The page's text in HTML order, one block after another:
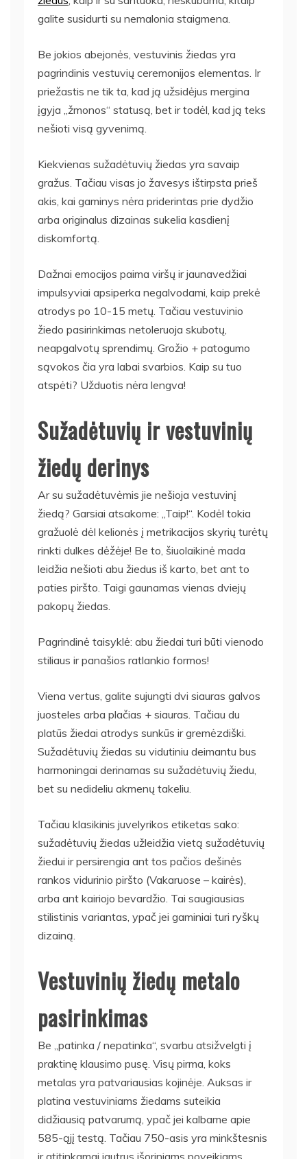
galite susidurti su nemalonia staigmena.
Be jokios abejonės, vestuvinis žiedas yra
pagrindinis vestuvių ceremonijos elementas. Ir
priežastis ne tik ta, kad ją užsidėjus mergina
įgyja „žmonos“ statusą, bet ir todėl, kad ją teks
nešioti visą gyvenimą.
Kiekvienas sužadėtuvių žiedas yra savaip
gražus. Tačiau visas jo žavesys ištirpsta prieš
akis, kai gaminys nėra priderintas prie dydžio
arba originalus dizainas sukelia kasdienį
diskomfortą.
Dažnai emocijos paima viršų ir jaunavedžiai
impulsyviai apsiperka negalvodami, kaip prekė
atrodys po 10-15 metų. Tačiau vestuvinio
žiedo pasirinkimas netoleruoja skubotų,
neapgalvotų sprendimų. Grožio + patogumo
sąvokos čia yra labai svarbios. Kaip su tuo
atspėti? Užduotis nėra lengva!
Sužadėtuvių ir vestuvinių
žiedų derinys
Ar su sužadėtuvėmis jie nešioja vestuvinį
žiedą? Garsiai atsakome: „Taip!“. Kodėl tokia
gražuolė dėl kelionės į metrikacijos skyrių turėtų
rinkti dulkes dėžėje! Be to, šiuolaikinė mada
leidžia nešioti abu žiedus iš karto, bet ant to
paties piršto. Taigi gaunamas vienas dviejų
pakopų žiedas.
Pagrindinė taisyklė: abu žiedai turi būti vienodo
stiliaus ir panašios ratlankio formos!
Viena vertus, galite sujungti dvi siauras galvos
juosteles arba plačias + siauras. Tačiau du
platūs žiedai atrodys sunkūs ir gremėzdiški.
Sužadėtuvių žiedas su vidutiniu deimantu bus
harmoningai derinamas su sužadėtuvių žiedu,
bet su nedideliu akmenų takeliu.
Tačiau klasikinis juvelyrikos etiketas sako:
sužadėtuvių žiedas užleidžia vietą sužadėtuvių
žiedui ir persirengia ant tos pačios dešinės
rankos vidurinio piršto (Vakaruose – kairės),
arba ant kairiojo bevardžio. Tai saugiausias
stilistinis variantas, ypač jei gaminiai turi ryškų
dizainą.
Vestuvinių žiedų metalo
pasirinkimas
Be „patinka / nepatinka“, svarbu atsižvelgti į
praktinę klausimo pusę. Visų pirma, koks
metalas yra patvariausias kojinėje. Auksas ir
platina vestuviniams žiedams suteikia
didžiausią patvarumą, ypač jei kalbame apie
585-ąjį testą. Tačiau 750-asis yra minkštesnis
ir atitinkamai jautrus išoriniams poveikiams.